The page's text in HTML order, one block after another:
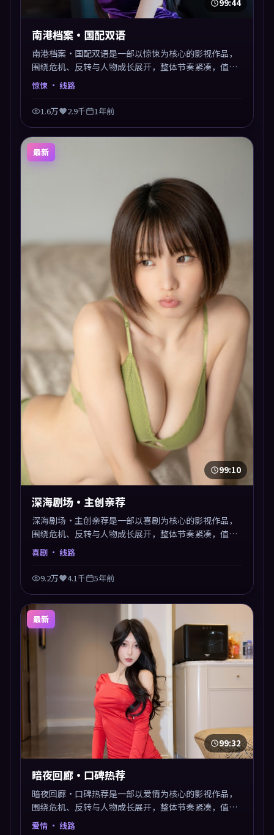
99:44
南港档案·国配双语
南港档案·国配双语是一部以惊悚为核心的影视作品，
围绕危机、反转与人物成长展开，整体节奏紧凑，值得
推荐观看。
惊悚 · 线路
1.6万 2.9千 1年前
最新
99:10
深海剧场·主创亲荐
深海剧场·主创亲荐是一部以喜剧为核心的影视作品，
围绕危机、反转与人物成长展开，整体节奏紧凑，值得
推荐观看。
喜剧 · 线路
9.2万 4.1千 5年前
最新
99:32
暗夜回廊·口碑热荐
暗夜回廊·口碑热荐是一部以爱情为核心的影视作品，
围绕危机、反转与人物成长展开，整体节奏紧凑，值得
推荐观看。
爱情 · 线路